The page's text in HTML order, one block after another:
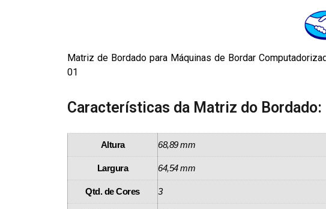
Matriz de Bordado para Máquinas de Bordar
01
Características da Matriz do Bordado:
Altura 68,89 mm
Largura 64,54 mm
Qtd. de Cores 3